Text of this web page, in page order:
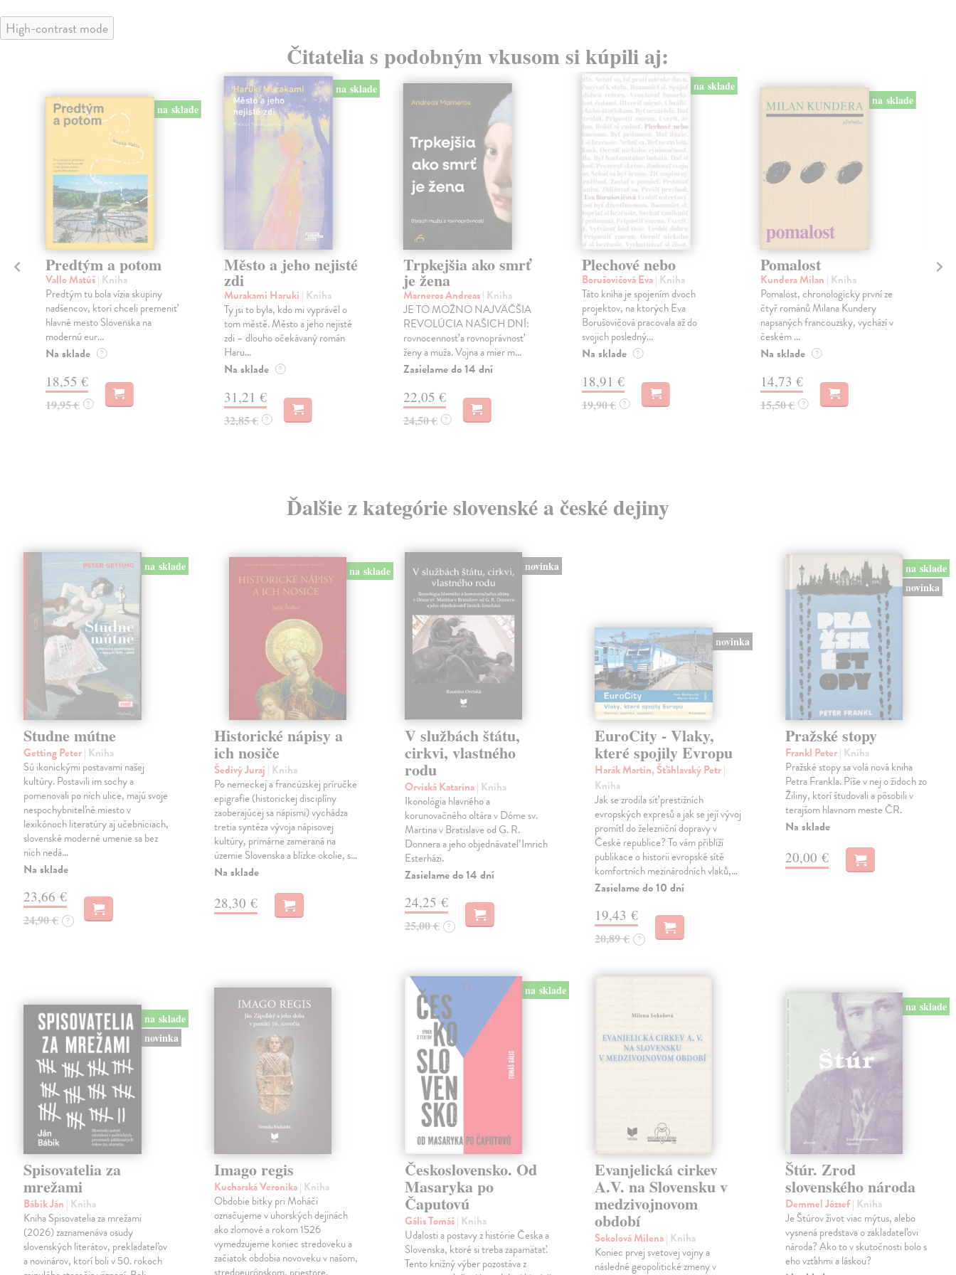
High-contrast mode
Čitatelia s podobným vkusom si kúpili aj:
na sklade
Predtým a potom
Vallo Matúš| Kniha
Predtým tu bola vízia skupiny
nadšencov, ktorí chceli premeniť
hlavné mesto Slovenska na
modernú eur...
Na sklade ?
18,55 €
19,95 € ?
na sklade
Město a jeho nejisté
zdi
Murakami Haruki | Kniha
Ty jsi to byla, kdo mi vyprávěl o
tom městě. Město a jeho nejisté
zdi – dlouho očekávaný román
Haru...
Na sklade ?
31,21 €
32,85 € ?
Trpkejšia ako smrť
je žena
Marneros Andreas| Kniha
JE TO MOŽNO NAJVÄČŠIA
REVOLÚCIA NAŠICH DNÍ:
rovnocennosť a rovnoprávnosť
ženy a muža. Vojna a mier m...
Zasielame do 14 dní
22,05 €
24,50 € ?
na sklade
Plechové nebo
Borušovičová Eva| Kniha
Táto kniha je spojením dvoch
projektov, na ktorých Eva
Borušovičová pracovala až do
svojich posledný...
Na sklade ?
18,91 €
19,90 € ?
na sklade
Pomalost
Kundera Milan | Kniha
Pomalost, chronologicky první ze
čtyř románů Milana Kundery
napsaných francouzsky, vychází v
českém ...
Na sklade ?
14,73 €
15,50 € ?
Ďalšie z kategórie slovenské a české dejiny
na sklade
Studne mútne
Getting Peter| Kniha
Sú ikonickými postavami našej
kultúry. Postavili im sochy a
pomenovali po nich ulice, majú svoje
nespochybniteľné miesto v
lexikónoch literatúry aj učebniciach,
slovenské moderné umenie sa bez
nich nedá…
Na sklade
23,66 €
24,90 € ?
na sklade
Historické nápisy a
ich nosiče
Šedivý Juraj | Kniha
Po nemeckej a francúzskej príručke
epigrafie (historickej disciplíny
zaoberajúcej sa nápismi) vychádza
tretia syntéza vývoja nápisovej
kultúry, primárne zameraná na
územie Slovenska a blízke okolie, s…
Na sklade
28,30 €
novinka
V službách štátu,
cirkvi, vlastného
rodu
Orviská Katarína| Kniha
Ikonológia hlavného a
korunovačného oltára v Dóme sv.
Martina v Bratislave od G. R.
Donnera a jeho objednávateľ Imrich
Esterházi.
Zasielame do 14 dní
24,25 €
25,00 € ?
novinka
EuroCity - Vlaky,
které spojily Evropu
Harák Martin, Šťáhlavský Petr|
Kniha
Jak se zrodila síť prestižních
evropských expresů a jak se její vývoj
promítl do železniční dopravy v
České republice? To vám přiblíží
publikace o historii evropské sítě
komfortních mezinárodních vlaků,…
Zasielame do 10 dní
19,43 €
20,89 € ?
na sklade
novinka
Pražské stopy
Frankl Peter| Kniha
Pražské stopy sa volá nová kniha
Petra Frankla. Píše v nej o židoch zo
Žiliny, ktorí študovali a pôsobili v
terajšom hlavnom meste ČR.
Na sklade
20,00 €
na sklade
novinka
Spisovatelia za
mrežami
Bábik Ján | Kniha
Kniha Spisovatelia za mrežami
(2026) zaznamenáva osudy
slovenských literátov, prekladateľov
a novinárov, ktorí boli v 50. rokoch
Imago regis
Kucharská Veronika| Kniha
Obdobie bitky pri Moháči
označujeme v uhorských dejinách
ako zlomové a rokom 1526
vymedzujeme koniec stredoveku a
začiatok obdobia novoveku v našom,
na sklade
Československo. Od
Masaryka po
Čaputovú
Gális Tomáš| Kniha
Udalosti a postavy z histórie Česka a
Slovenska, ktoré si treba zapamätať.
Tento knižný výber pozostáva z
Evanjelická cirkev
A.V. na Slovensku v
medzivojnovom
období
Sokolová Milena| Kniha
Koniec prvej svetovej vojny a
následné geopolitické zmeny v
na sklade
Štúr. Zrod
slovenského národa
Demmel József| Kniha
Je Štúrov život viac mýtus, alebo
vysnená predstava o zakladateľovi
národa? Ako to v skutočnosti bolo s
eho vzťahmi a láskou?